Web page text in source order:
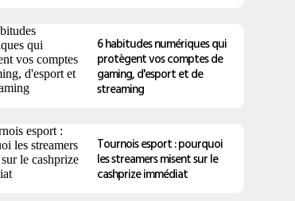
6 habitudes numériques qui
protègent vos comptes de
gaming, d'esport et de
streaming
Tournois esport : pourquoi
les streamers misent sur le
cashprize immédiat